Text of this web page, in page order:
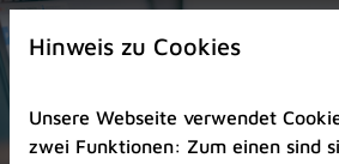
Zur
Startseite
Zum
Seitenanfang
Hinweis zu Cookies
Unsere Webseite verwendet
zwei Funktionen: Zum einen sind